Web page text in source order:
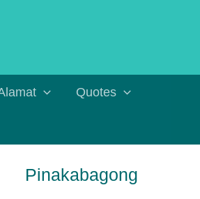
Quotes
Pinakabagong